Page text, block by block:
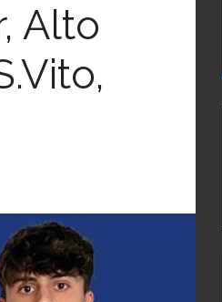
Alto